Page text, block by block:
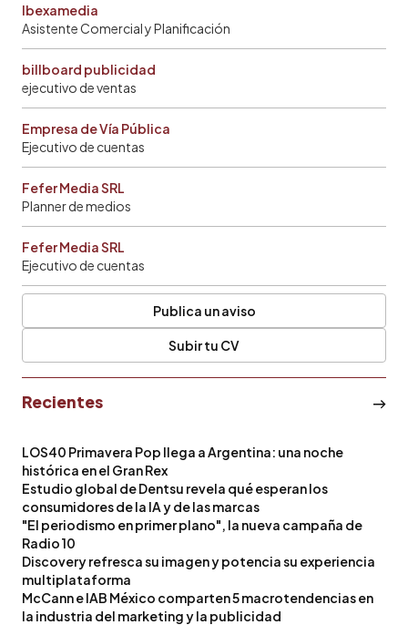
Ibexamedia
Asistente Comercial y Planificación
billboard publicidad
ejecutivo de ventas
Empresa de Vía Pública
Ejecutivo de cuentas
Fefer Media SRL
Planner de medios
Fefer Media SRL
Ejecutivo de cuentas
Publica un aviso
Subir tu CV
Recientes
LOS40 Primavera Pop llega a Argentina: una noche
histórica en el Gran Rex
Estudio global de Dentsu revela qué esperan los
consumidores de la IA y de las marcas
"El periodismo en primer plano", la nueva campaña de
Radio 10
Discovery refresca su imagen y potencia su experiencia
multiplataforma
McCann e IAB México comparten 5 macrotendencias en
la industria del marketing y la publicidad